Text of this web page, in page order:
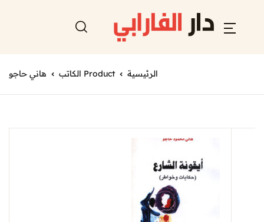
الرئيسية Product الكاتب هاني حاجو